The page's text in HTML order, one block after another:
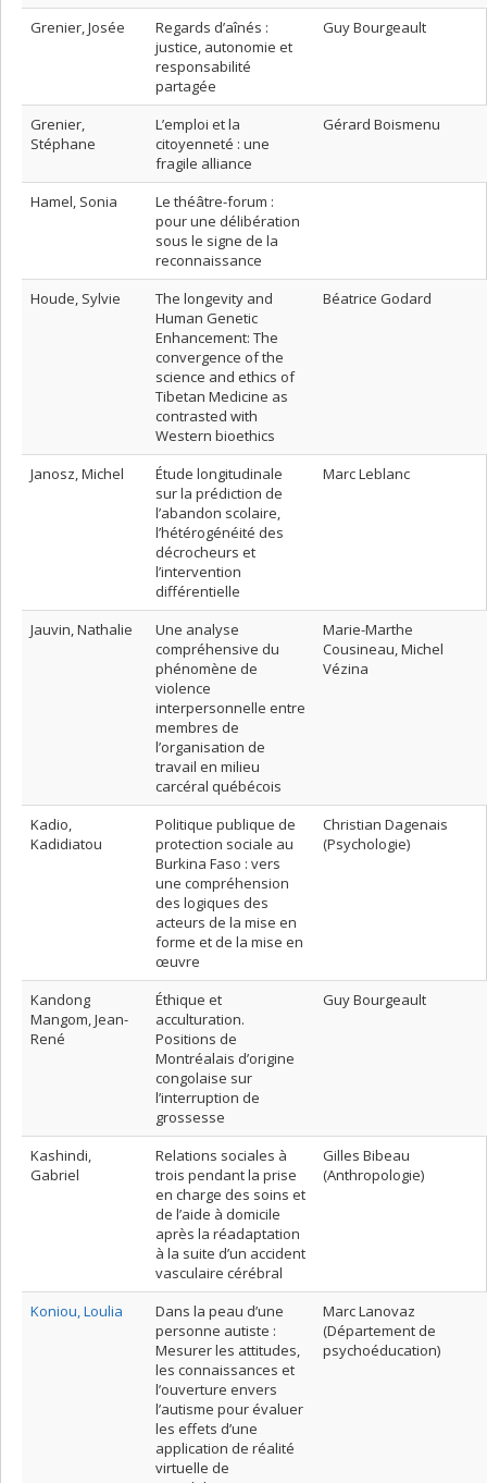
Grenier, Josée
Regards d’aînés :
justice, autonomie et
responsabilité
partagée
Guy Bourgeault
Grenier,
Stéphane
L’emploi et la
citoyenneté : une
fragile alliance
Gérard Boismenu
Hamel, Sonia
Le théâtre-forum :
pour une délibération
sous le signe de la
reconnaissance
Houde, Sylvie
The longevity and
Human Genetic
Enhancement: The
convergence of the
science and ethics of
Tibetan Medicine as
contrasted with
Western bioethics
Béatrice Godard
Janosz, Michel
Étude longitudinale
sur la prédiction de
l’abandon scolaire,
l’hétérogénéité des
décrocheurs et
l’intervention
différentielle
Marc Leblanc
Jauvin, Nathalie
Une analyse
compréhensive du
phénomène de
violence
interpersonnelle entre
membres de
l’organisation de
travail en milieu
carcéral québécois
Marie-Marthe
Cousineau, Michel
Vézina
Kadio,
Kadidiatou
Politique publique de
protection sociale au
Burkina Faso : vers
une compréhension
des logiques des
acteurs de la mise en
forme et de la mise en
œuvre
Christian Dagenais
(Psychologie)
Kandong
Mangom, Jean-
René
Éthique et
acculturation.
Positions de
Montréalais d’origine
congolaise sur
l’interruption de
grossesse
Guy Bourgeault
Kashindi,
Gabriel
Relations sociales à
trois pendant la prise
en charge des soins et
de l’aide à domicile
après la réadaptation
à la suite d’un accident
vasculaire cérébral
Gilles Bibeau
(Anthropologie)
Koniou, Loulia
Dans la peau d’une
personne autiste :
Mesurer les attitudes,
les connaissances et
l’ouverture envers
l’autisme pour évaluer
les effets d’une
application de réalité
virtuelle de
Marc Lanovaz
(Département de
psychoéducation)